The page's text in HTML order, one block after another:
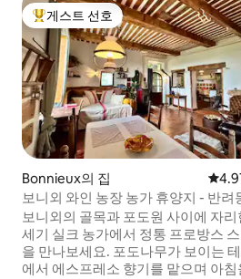
상위 게스트 선호
게스트 선호
Bonnieux의 집 평점
보니외 와인 농장 농가 휴양지 - 반려
동반 가능
보니외의 골목과 포도원 사이에 자리
세기 실크 농가에서 정통 프로방스
을 만나보세요. 포도나무가 보이는
에서 에스프레소 향기를 맡으며 아침